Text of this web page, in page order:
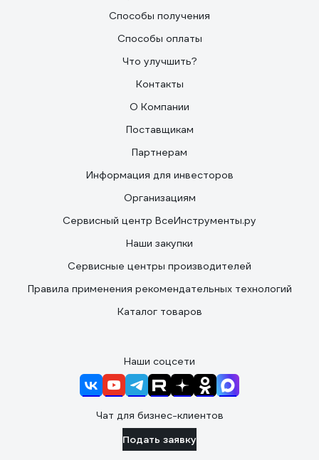
Способы получения
Способы оплаты
Что улучшить?
Контакты
О Компании
Поставщикам
Партнерам
Информация для инвесторов
Организациям
Сервисный центр ВсеИнструменты.ру
Наши закупки
Сервисные центры производителей
Правила применения рекомендательных технологий
Каталог товаров
Наши соцсети
Чат для бизнес-клиентов
Подать заявку